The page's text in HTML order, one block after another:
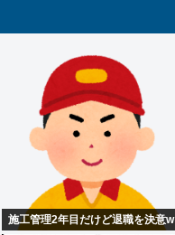
施工管理2年目だけど退職を決意w